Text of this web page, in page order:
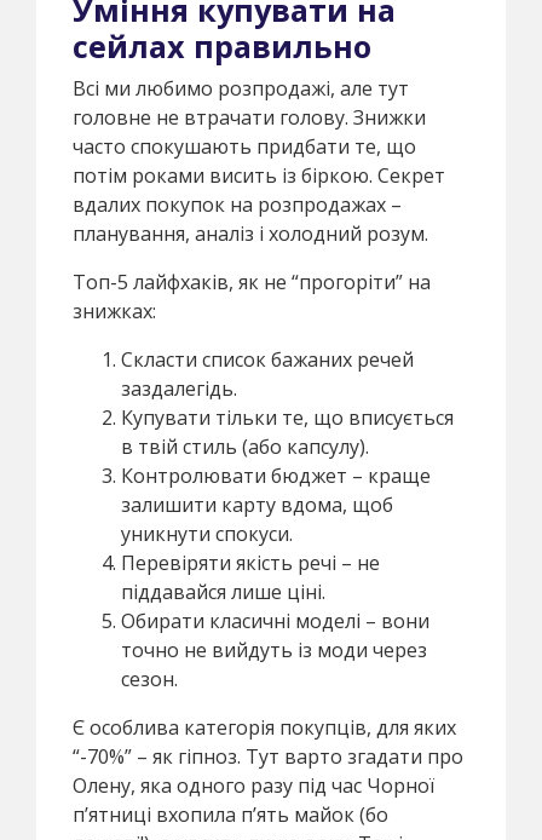
Уміння купувати на
сейлах правильно
Всі ми любимо розпродажі, але тут
головне не втрачати голову. Знижки
часто спокушають придбати те, що
потім роками висить із біркою. Секрет
вдалих покупок на розпродажах –
планування, аналіз і холодний розум.
Топ-5 лайфхаків, як не “прогоріти” на
знижках:
Скласти список бажаних речей
заздалегідь.
Купувати тільки те, що вписується
в твій стиль (або капсулу).
Контролювати бюджет – краще
залишити карту вдома, щоб
уникнути спокуси.
Перевіряти якість речі – не
піддавайся лише ціні.
Обирати класичні моделі – вони
точно не вийдуть із моди через
сезон.
Є особлива категорія покупців, для яких
“-70%” – як гіпноз. Тут варто згадати про
Олену, яка одного разу під час Чорної
п’ятниці вхопила п’ять майок (бо